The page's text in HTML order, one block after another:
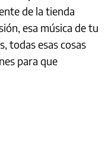
de la tienda
esa música de tu
todas esas cosas
para que